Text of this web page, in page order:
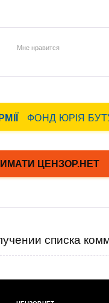
Мне нравится
списка